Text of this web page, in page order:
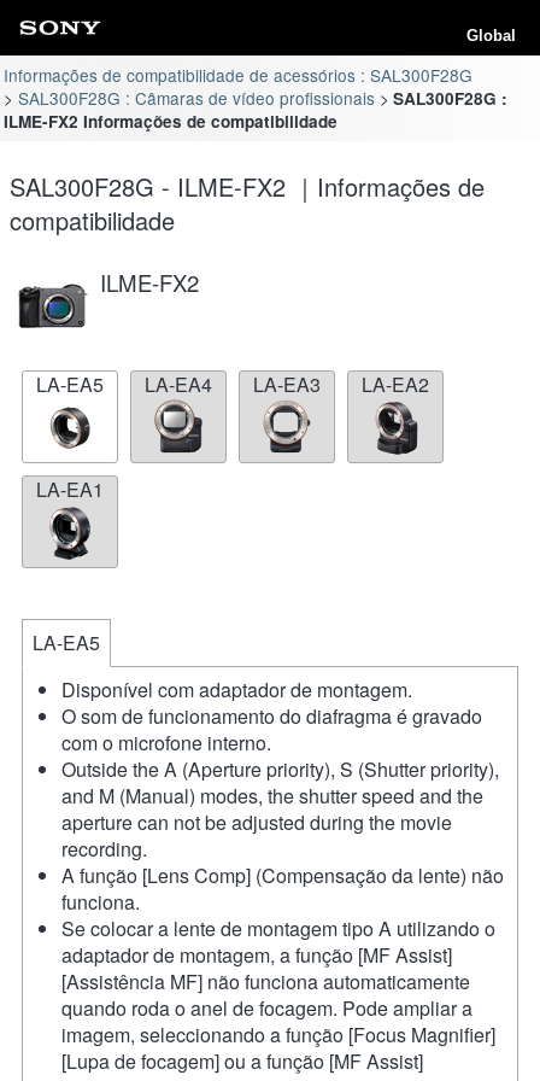
Global
Informações de compatibilidade de acessórios : SAL300F28G
SAL300F28G : Câmaras de vídeo profissionais
SAL300F28G :
ILME-FX2 Informações de compatibilidade
SAL300F28G - ILME-FX2 ｜Informações de
compatibilidade
ILME-FX2
LA-EA5 LA-EA4 LA-EA3 LA-EA2
LA-EA1
LA-EA5
Disponível com adaptador de montagem.
O som de funcionamento do diafragma é gravado
com o microfone interno.
Outside the A (Aperture priority), S (Shutter priority),
and M (Manual) modes, the shutter speed and the
aperture can not be adjusted during the movie
recording.
A função [Lens Comp] (Compensação da lente) não
funciona.
Se colocar a lente de montagem tipo A utilizando o
adaptador de montagem, a função [MF Assist]
[Assistência MF] não funciona automaticamente
quando roda o anel de focagem. Pode ampliar a
imagem, seleccionando a função [Focus Magnifier]
[Lupa de focagem] ou a função [MF Assist]